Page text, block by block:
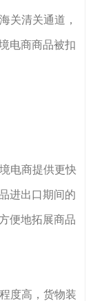
关清关通道，
电商商品被扣
电商提供更快
进出口期间的
便地拓展商品
度高，货物装